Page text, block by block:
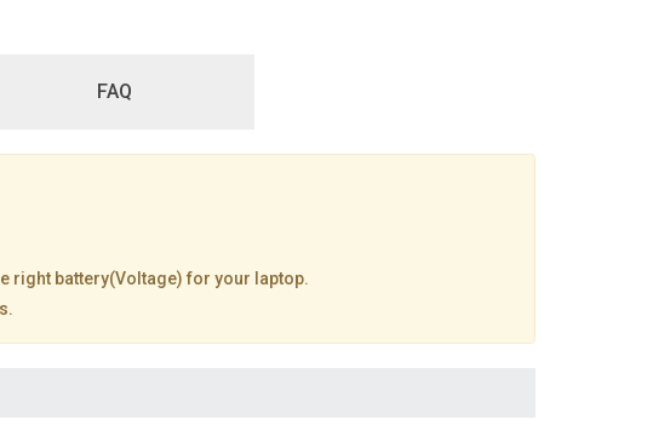
FAQ
right battery(Voltage) for your laptop.